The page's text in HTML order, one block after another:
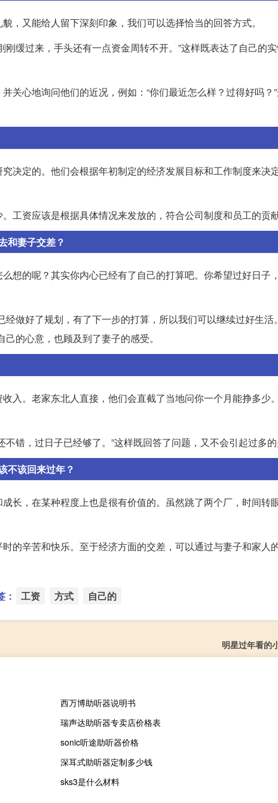
，又能给人留下深刻印象，我们可以选择恰当的回答方式。
缓过来，手头还有一点资金周转不开。”这样既表达了自己的
关心地询问他们的近况，例如：“你们最近怎么样？过得好吗？
决定的。他们会根据年初制定的经济发展目标和工作制度来决
工资应该是根据具体情况来发放的，符合公司制度和员工的贡献
和妻子交差？
想的呢？其实你内心已经有了自己的打算吧。你希望过好日子
做好了规划，有了下一步的打算，所以我们可以继续过好生活
的心意，也顾及到了妻子的感受。
入。老家东北人直接，他们会直截了当地问你一个月能挣多少
错，过日子已经够了。”这样既回答了问题，又不会引起过多的
不该回来过年？
长，在某种程度上也是很有价值的。虽然跳了两个厂，时间转
的辛苦和快乐。至于经济方面的交差，可以通过与妻子和家人
： 工资 方式 自己的
明星过年看的
西万博助听器说明书
瑞声达助听器专卖店价格表
sonic听途助听器价格
深耳式助听器定制多少钱
sks3是什么材料